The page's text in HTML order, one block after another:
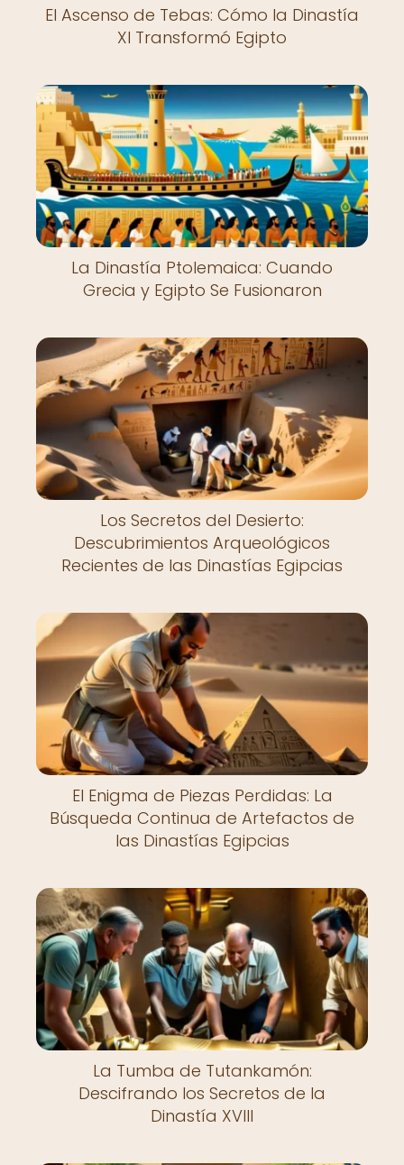
El Ascenso de Tebas: Cómo la Dinastía
XI Transformó Egipto
La Dinastía Ptolemaica: Cuando
Grecia y Egipto Se Fusionaron
Los Secretos del Desierto:
Descubrimientos Arqueológicos
Recientes de las Dinastías Egipcias
El Enigma de Piezas Perdidas: La
Búsqueda Continua de Artefactos de
las Dinastías Egipcias
La Tumba de Tutankamón:
Descifrando los Secretos de la
Dinastía XVIII